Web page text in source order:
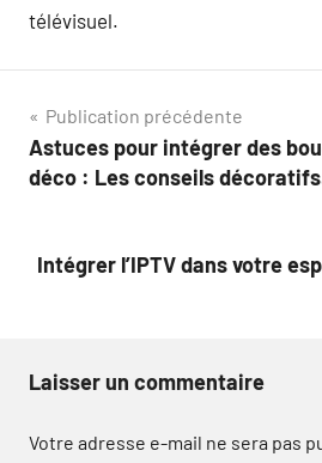
télévisuel.
Navigation
de
Publication précédente
Astuces pour intégrer des
déco : Les conseils
Intégrer l’IPTV dans votre
Laisser un commentaire
Votre adresse e-mail ne sera pas